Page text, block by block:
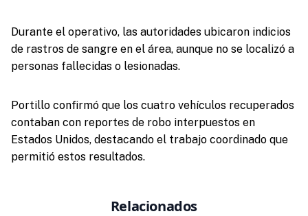
Durante el operativo, las autoridades ubicaron indicios
de rastros de sangre en el área, aunque no se localizó a
personas fallecidas o lesionadas.
Portillo confirmó que los cuatro vehículos recuperados
contaban con reportes de robo interpuestos en
Estados Unidos, destacando el trabajo coordinado que
permitió estos resultados.
Relacionados